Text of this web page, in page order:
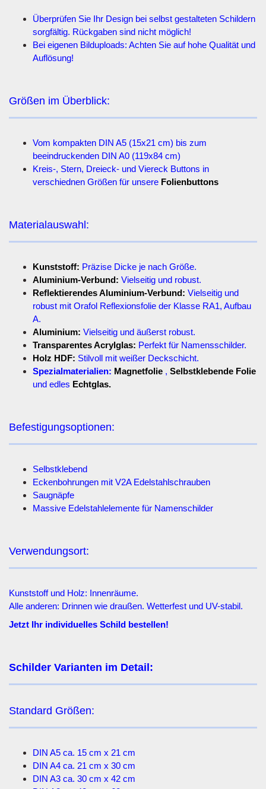
Überprüfen Sie Ihr Design bei selbst gestalteten Schildern
sorgfältig. Rückgaben sind nicht möglich!
Bei eigenen Bilduploads: Achten Sie auf hohe Qualität und
Auflösung!
Größen im Überblick:
Vom kompakten DIN A5 (15x21 cm) bis zum
beeindruckenden DIN A0 (119x84 cm)
Kreis-, Stern, Dreieck- und Viereck Buttons in
verschiednen Größen für unsere Folienbuttons
Materialauswahl:
Kunststoff: Präzise Dicke je nach Größe.
Aluminium-Verbund: Vielseitig und robust.
Reflektierendes Aluminium-Verbund: Vielseitig und
robust mit Orafol Reflexionsfolie der Klasse RA1, Aufbau
A.
Aluminium: Vielseitig und äußerst robust.
Transparentes Acrylglas: Perfekt für Namensschilder.
Holz HDF: Stilvoll mit weißer Deckschicht.
Spezialmaterialien: Magnetfolie , Selbstklebende Folie
und edles Echtglas.
Befestigungsoptionen:
Selbstklebend
Eckenbohrungen mit V2A Edelstahlschrauben
Saugnäpfe
Massive Edelstahlelemente für Namenschilder
Verwendungsort:
Kunststoff und Holz: Innenräume.
Alle anderen: Drinnen wie draußen. Wetterfest und UV-stabil.
Jetzt Ihr individuelles Schild bestellen!
Schilder Varianten im Detail:
Standard Größen:
DIN A5 ca. 15 cm x 21 cm
DIN A4 ca. 21 cm x 30 cm
DIN A3 ca. 30 cm x 42 cm